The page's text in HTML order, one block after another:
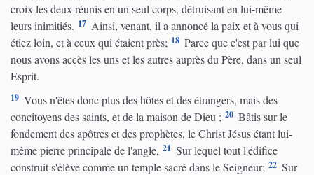
croix les deux réunis en un seul corps, détruisant en lui-même
leurs inimitiés. 17 Ainsi, venant, il a annoncé la paix et à vous qui
étiez loin, et à ceux qui étaient près; 18 Parce que c'est par lui que
nous avons accès les uns et les autres auprès du Père, dans un seul
Esprit.
19 Vous n'êtes donc plus des hôtes et des étrangers, mais des
concitoyens des saints, et de la maison de Dieu ; 20 Bâtis sur le
fondement des apôtres et des prophètes, le Christ Jésus étant lui-
même pierre principale de l'angle, 21 Sur lequel tout l'édifice
construit s'élève comme un temple sacré dans le Seigneur; 22 Sur